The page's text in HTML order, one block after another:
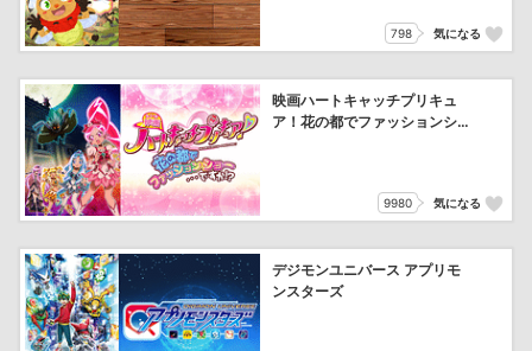
798 気になる
映画ハートキャッチプリキュ
ア！花の都でファッションショ
9980 気になる
デジモンユニバース アプリモ
ンスターズ